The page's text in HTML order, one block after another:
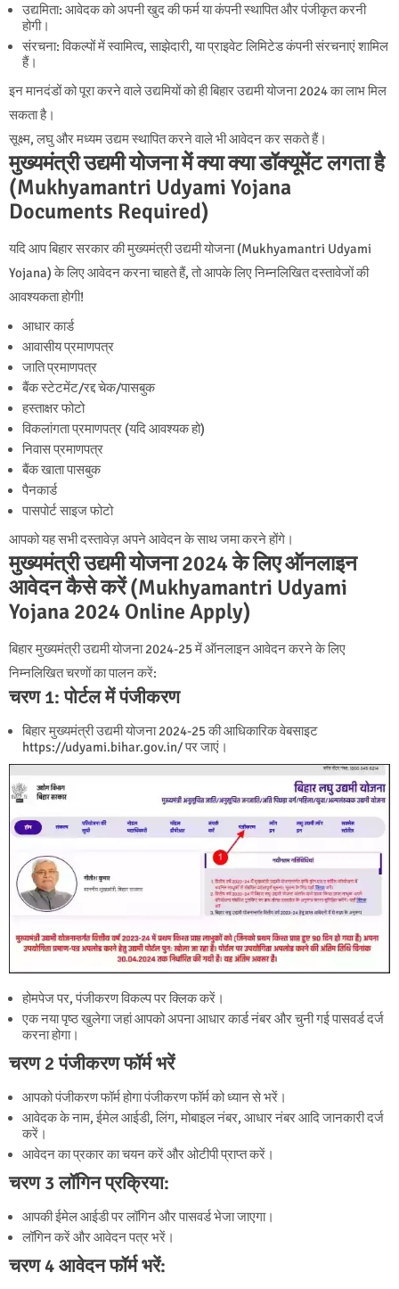
उद्यमिता: आवेदक को अपनी खुद की फर्म या कंपनी स्थापित और पंजीकृत करनी
होगी।
संरचना: विकल्पों में स्वामित्व, साझेदारी, या प्राइवेट लिमिटेड कंपनी संरचनाएं शामिल
हैं।
इन मानदंडों को पूरा करने वाले उद्यमियों को ही बिहार उद्यमी योजना 2024 का लाभ मिल
सकता है।
सूक्ष्म, लघु और मध्यम उद्यम स्थापित करने वाले भी आवेदन कर सकते हैं।
मुख्यमंत्री उद्यमी योजना में क्या क्या डॉक्यूमेंट लगता है
(Mukhyamantri Udyami Yojana
Documents Required)
यदि आप बिहार सरकार की मुख्यमंत्री उद्यमी योजना (Mukhyamantri Udyami
Yojana) के लिए आवेदन करना चाहते हैं, तो आपके लिए निम्नलिखित दस्तावेजों की
आवश्यकता होगी!
आधार कार्ड
आवासीय प्रमाणपत्र
जाति प्रमाणपत्र
बैंक स्टेटमेंट/रद्द चेक/पासबुक
हस्ताक्षर फोटो
विकलांगता प्रमाणपत्र (यदि आवश्यक हो)
निवास प्रमाणपत्र
बैंक खाता पासबुक
पैनकार्ड
पासपोर्ट साइज फोटो
आपको यह सभी दस्तावेज़ अपने आवेदन के साथ जमा करने होंगे।
मुख्यमंत्री उद्यमी योजना 2024 के लिए ऑनलाइन
आवेदन कैसे करें (Mukhyamantri Udyami
Yojana 2024 Online Apply)
बिहार मुख्यमंत्री उद्यमी योजना 2024-25 में ऑनलाइन आवेदन करने के लिए
निम्नलिखित चरणों का पालन करें:
चरण 1: पोर्टल में पंजीकरण
बिहार मुख्यमंत्री उद्यमी योजना 2024-25 की आधिकारिक वेबसाइट
https://udyami.bihar.gov.in/ पर जाएं।
होमपेज पर, पंजीकरण विकल्प पर क्लिक करें।
एक नया पृष्ठ खुलेगा जहां आपको अपना आधार कार्ड नंबर और चुनी गई पासवर्ड दर्ज
करना होगा।
चरण 2 पंजीकरण फॉर्म भरें
आपको पंजीकरण फॉर्म होगा पंजीकरण फॉर्म को ध्यान से भरें।
आवेदक के नाम, ईमेल आईडी, लिंग, मोबाइल नंबर, आधार नंबर आदि जानकारी दर्ज
करें।
आवेदन का प्रकार का चयन करें और ओटीपी प्राप्त करें।
चरण 3 लॉगिन प्रक्रिया:
आपकी ईमेल आईडी पर लॉगिन और पासवर्ड भेजा जाएगा।
लॉगिन करें और आवेदन पत्र भरें।
चरण 4 आवेदन फॉर्म भरें: